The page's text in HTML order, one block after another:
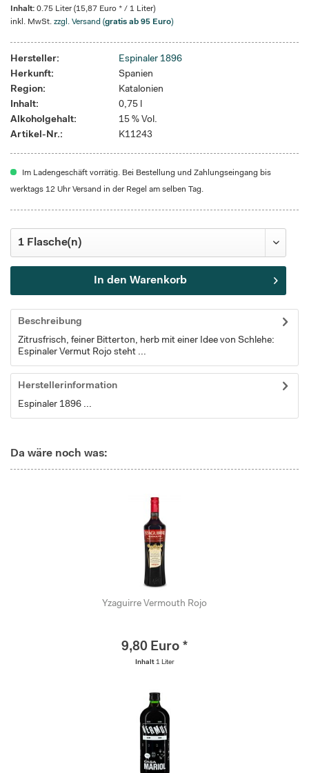
Inhalt: 0.75 Liter (15,87 Euro * / 1 Liter)
inkl. MwSt. zzgl. Versand (gratis ab 95 Euro)
Hersteller:
Espinaler 1896
Herkunft:
Spanien
Region:
Katalonien
Inhalt:
0,75 l
Alkoholgehalt:
15 % Vol.
Artikel-Nr.:
K11243
Im Ladengeschäft vorrätig. Bei Bestellung und Zahlungseingang bis
werktags 12 Uhr Versand in der Regel am selben Tag.
In den Warenkorb
Beschreibung
Zitrusfrisch, feiner Bitterton, herb mit einer Idee von Schlehe:
Espinaler Vermut Rojo steht ...
Herstellerinformation
Espinaler 1896 ...
Da wäre noch was:
Yzaguirre Vermouth Rojo
9,80 Euro *
Inhalt 1 Liter